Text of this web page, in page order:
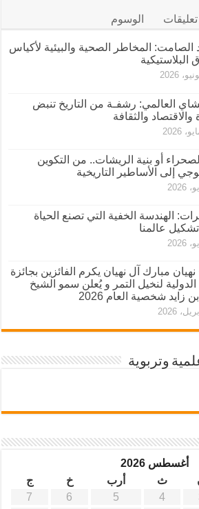
تعليقات الوسوم
الصامت: المخاطر الصحية والبيئية لأكياس
البلاستيكية
العالمي: رشفـة من التاريخ تنبض
والاقتصاد والثقافة
أو بنية الريشات.. من التكوين
إلى الأساطير التاريخية
الهندسة الخفية التي تصنع الحياة
تشكيل عالمنا
نهيان مبارك آل نهيان يكرم الفائزين بجائزة
الدولية لنخيل التمر و يُعلن سمو الشيخ
زايد شخصية العام 2026
وتربوية
أغسطس 2026
ث أرب خ
ج
4
5
6
7